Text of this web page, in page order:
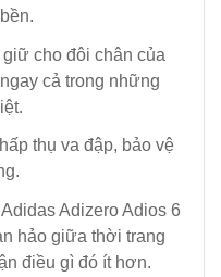
cho đôi chân của
cả trong những
thụ va đập, bảo vệ
Adizero Adios 6
hảo giữa thời trang
điều gì đó ít hơn.